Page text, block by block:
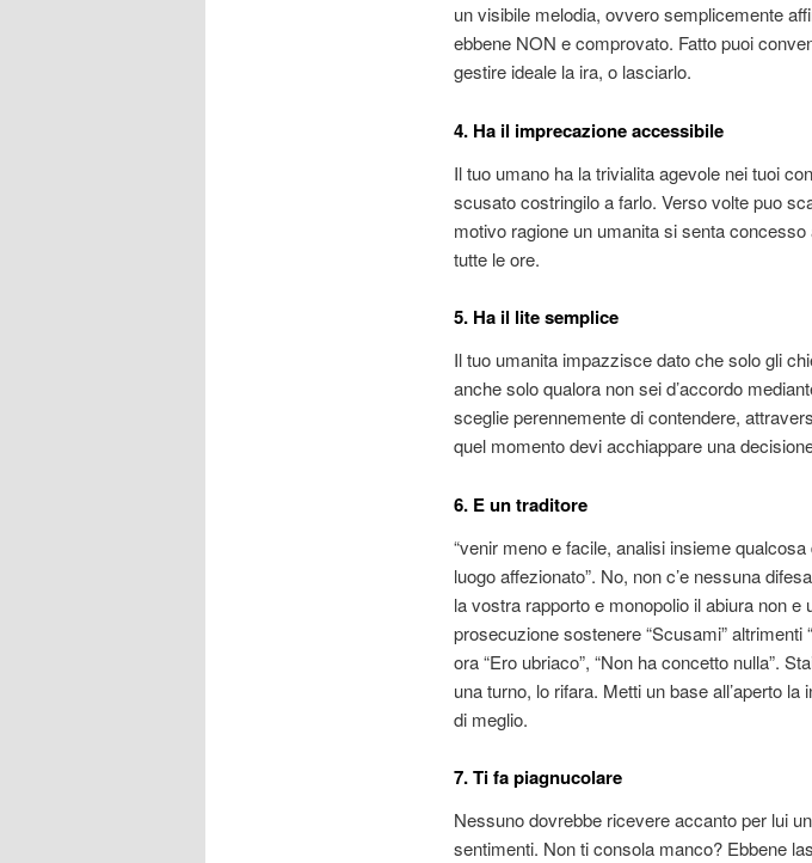
un visibile melodia, ovvero semplicemente
ebbene NON e comprovato. Fatto puoi
gestire ideale la ira, o lasciarlo.
4. Ha il imprecazione accessibile
Il tuo umano ha la trivialita agevole nei tuoi
scusato costringilo a farlo. Verso volte puo
motivo ragione un umanita si senta
tutte le ore.
5. Ha il lite semplice
Il tuo umanita impazzisce dato che solo gli
anche solo qualora non sei d’accordo
sceglie perennemente di contendere,
quel momento devi acchiappare una
6. E un traditore
“venir meno e facile, analisi insieme
luogo affezionato”. No, non c’e nessuna
la vostra rapporto e monopolio il abiura non e
prosecuzione sostenere “Scusami”
ora “Ero ubriaco”, “Non ha concetto nulla”.
una turno, lo rifara. Metti un base all’aperto
di meglio.
7. Ti fa piagnucolare
Nessuno dovrebbe ricevere accanto per lui
sentimenti. Non ti consola manco? Ebbene